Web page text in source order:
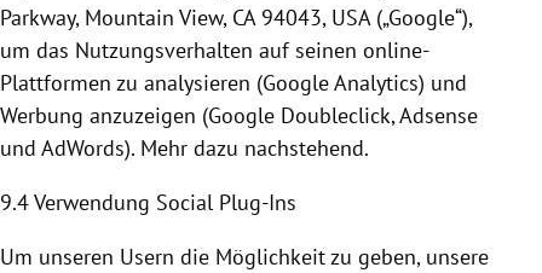
Parkway, Mountain View, CA 94043, USA („Google“),
um das Nutzungsverhalten auf seinen online-
Plattformen zu analysieren (Google Analytics) und
Werbung anzuzeigen (Google Doubleclick, Adsense
und AdWords). Mehr dazu nachstehend.
9.4 Verwendung Social Plug-Ins
Um unseren Usern die Möglichkeit zu geben, unsere